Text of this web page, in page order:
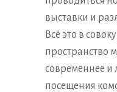
выставки и
Всё это в
пространство
современнее и
посещения